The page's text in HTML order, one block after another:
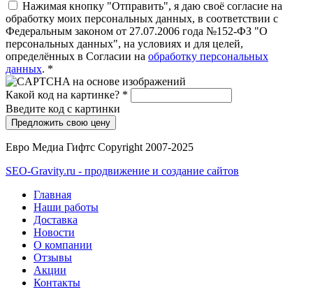
Нажимая кнопку "Отправить", я даю своё согласие на
обработку моих персональных данных, в соответствии с
Федеральным законом от 27.07.2006 года №152-ФЗ "О
персональных данных", на условиях и для целей,
определённых в Согласии на обработку персональных
данных. *
Какой код на картинке? *
Введите код с картинки
Евро Медиа Гифтс Copyright 2007-2025
SEO-Gravity.ru - продвижение и создание сайтов
Главная
Наши работы
Доставка
Новости
О компании
Отзывы
Акции
Контакты